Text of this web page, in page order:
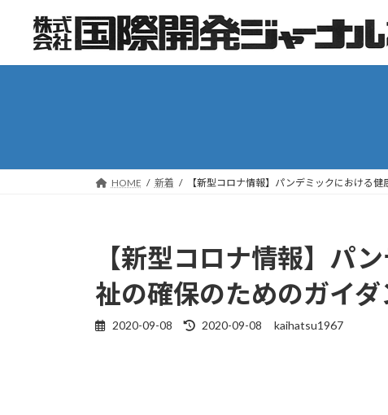
ン
ッ
ー
移
HOME 新着 【新型コロナ情報】パンデミックにおける
【新型コロナ情報】パ
祉の確保のためのガイダ
2020-09-08
最
2020-09-08 kaihatsu1967